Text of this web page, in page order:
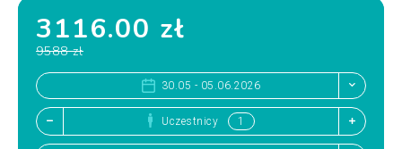
3116.00 zł
9588 zł
30.05 - 05.06.2026
Uczestnicy